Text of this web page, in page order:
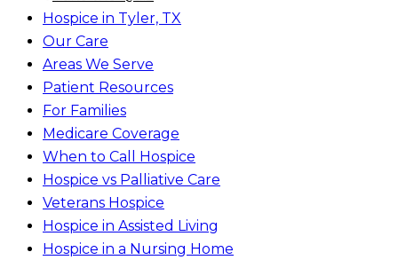
Hospice in Tyler, TX
Our Care
Areas We Serve
Patient Resources
For Families
Medicare Coverage
When to Call Hospice
Hospice vs Palliative Care
Veterans Hospice
Hospice in Assisted Living
Hospice in a Nursing Home